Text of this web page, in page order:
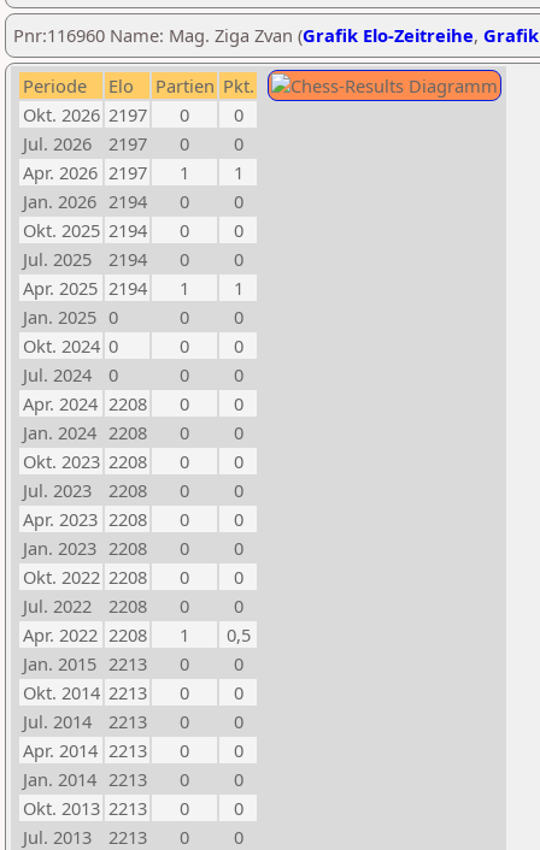
Pnr:116960 Name: Mag. Ziga Zvan (Grafik Elo-Zeitreihe,
Periode Elo Partien Pkt.
Okt. 2026 2197 0
0
Jul. 2026
2197 0
0
Apr. 2026 2197 1
1
Jan. 2026 2194 0
0
Okt. 2025 2194 0
0
Jul. 2025
2194 0
0
Apr. 2025 2194 1
1
Jan. 2025 0 0
0
Okt. 2024 0 0
0
Jul. 2024
0 0
0
Apr. 2024 2208 0
0
Jan. 2024 2208 0
0
Okt. 2023 2208 0
0
Jul. 2023
2208 0
0
Apr. 2023 2208 0
0
Jan. 2023 2208 0
0
Okt. 2022 2208 0
0
Jul. 2022
2208 0
0
Apr. 2022 2208 1
0,5
Jan. 2015 2213 0
0
Okt. 2014 2213 0
0
Jul. 2014
2213 0
0
Apr. 2014 2213 0
0
Jan. 2014 2213 0
0
Okt. 2013 2213 0
0
Jul. 2013
2213 0
0